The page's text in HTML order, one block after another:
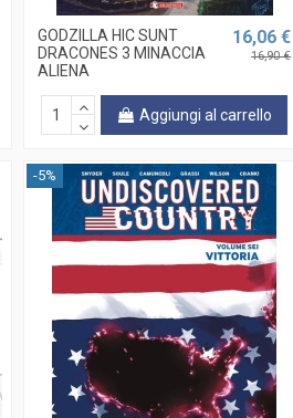
GODZILLA HIC SUNT
DRACONES 3 MINACCIA
ALIENA
16,06 €
16,90 €
Aggiungi al carrello
-5%